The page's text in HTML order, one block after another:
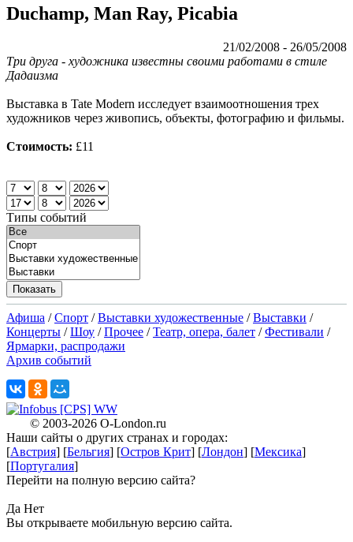
Duchamp, Man Ray, Picabia
21/02/2008 - 26/05/2008
Три друга - художника известны своими работами в стиле
Дадаизма
Выставка в Tate Modern исследует взаимоотношения трех
художников через живопись, объекты, фотографию и фильмы.
Стоимость: £11
Типы событий
Афиша /Спорт /Выставки художественные /Выставки /
Концерты /Шоу /Прочее /Театр, опера, балет /Фестивали /
Ярмарки, распродажи
Архив событий
© 2003-2026 O-London.ru
Наши сайты о других странах и городах:
[Австрия] [Бельгия] [Остров Крит] [Лондон] [Мексика]
[Португалия]
Перейти на полную версию сайта?
Да Нет
Вы открываете мобильную версию сайта.